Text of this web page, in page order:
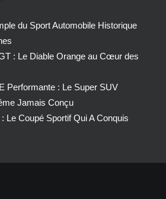
du Sport Automobile Historique
: Le Diable Orange au Cœur des
Performante : Le Super SUV
Jamais Conçu
Le Coupé Sportif Qui A Conquis